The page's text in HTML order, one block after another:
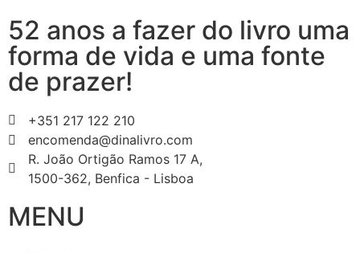
52 anos a fazer do livro uma
forma de vida e uma fonte
de prazer!
+351 217 122 210
encomenda@dinalivro.com
R. João Ortigão Ramos 17 A,
1500-362, Benfica - Lisboa
MENU